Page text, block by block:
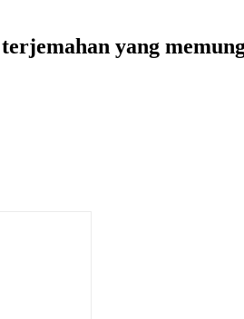
yang